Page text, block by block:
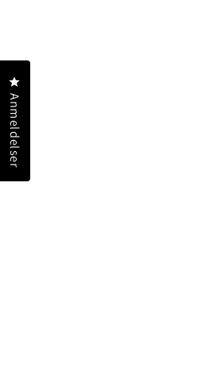
Anmeldelser
Klik for at åbne